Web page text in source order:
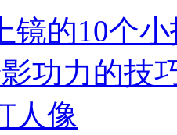
镜的10个
功力的技
人像